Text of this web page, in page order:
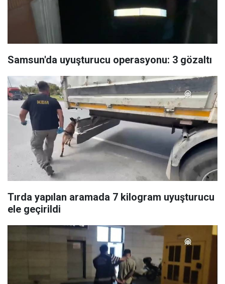
Samsun'da uyuşturucu operasyonu: 3 gözaltı
Tırda yapılan aramada 7 kilogram uyuşturucu
ele geçirildi